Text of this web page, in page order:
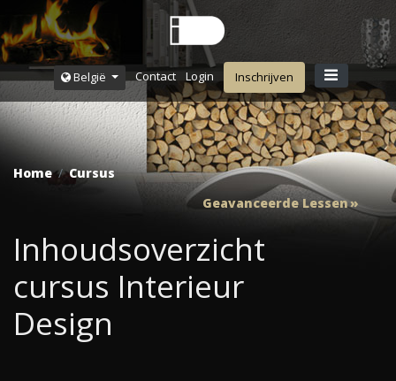
België Contact Login Inschrijven
Home
Cursus
Geavanceerde Lessen
Inhoudsoverzicht
cursus Interieur
Design